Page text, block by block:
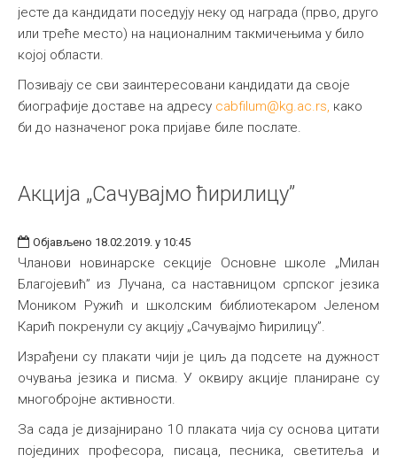
јесте да кандидати поседују неку од награда (прво, друго
или треће место) на националним такмичењима у било
којој области.
Позивају се сви заинтересовани кандидати да своје
биографије доставе на адресу cabfilum@kg.ac.rs, како
би до назначеног рока пријаве биле послате.
Акција „Сачувајмо ћирилицу”
Објављено 18.02.2019. у 10:45
Чланови новинарске секције Основне школе „Милан
Благојевић” из Лучана, са наставницом српског језика
Моником Ружић и школским библиотекаром Јеленом
Карић покренули су акцију „Сачувајмо ћирилицу”.
Израђени су плакати чији је циљ да подсете на дужност
очувања језика и писма. У оквиру акције планиране су
многобројне активности.
За сада је дизајнирано 10 плаката чија су основа цитати
појединих професора, писаца, песника, светитеља и